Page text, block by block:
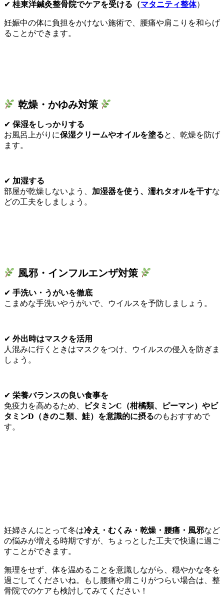
✔ 桂東洋鍼灸整骨院でケアを受ける（マタニティ整体）
妊娠中の体に負担をかけない施術で、腰痛や肩こりを和らげ
ることができます。
乾燥・かゆみ対策
✔ 保湿をしっかりする
お風呂上がりに保湿クリームやオイルを塗ると、乾燥を防げ
ます。
✔ 加湿する
部屋が乾燥しないよう、 加湿器を使う、濡れタオルを干すな
どの工夫をしましょう。
風邪・インフルエンザ対策
✔ 手洗い・うがいを徹底
こまめな手洗いやうがいで、ウイルスを予防しましょう。
✔ 外出時はマスクを活用
人混みに行くときはマスクをつけ、ウイルスの侵入を防ぎま
しょう。
✔ 栄養バランスの良い食事を
免疫力を高めるため、
ビタミンC（柑橘類、ピーマン）やビ
タミンD（きのこ類、鮭）を意識的に摂るのもおすすめで
す。
妊婦さんにとって冬は冷え・むくみ・乾燥・腰痛・風邪など
の悩みが増える時期ですが、ちょっとした工夫で快適に過ご
すことができます。
無理をせず、体を温めることを意識しながら、穏やかな冬を
過ごしてくださいね。もし腰痛や肩こりがつらい場合は、整
骨院でのケアも検討してみてください！